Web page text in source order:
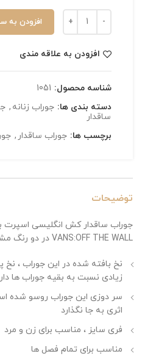
افزودن به
افزودن به علاقه مندی
شناسه محصول: 1051
دسته بندی ها: جوراب زنانه ,
ساقدار
برچسب ها: جوراب ساقدار ,
توضیحات
VANS:OFF THE WALL در دو رنگ مشکی و سفید
نخ بافته شده در این جوراب ، نخ
زیادی نسبت به بقیه جوراب ها
سر دوزی این جوراب روسو شده
اثری به جا نگذارد
فری سایز ، مناسب برای زن و مرد
مناسب برای تمام فصل ها